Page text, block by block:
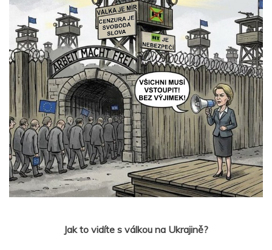
Jak to vidíte s válkou na Ukrajině?